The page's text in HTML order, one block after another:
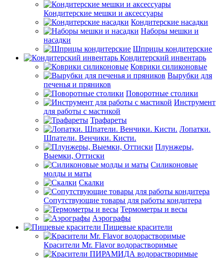
Кондитерские мешки и аксессуары
Кондитерские насадки
Наборы мешки и
насадки
Шприцы кондитерские
Кондитерский инвентарь
Коврики силиконовые
Вырубки для
печенья и пряников
Поворотные столики
Инструмент
для работы с мастикой
Трафареты
Лопатки.
Шпатели. Венчики. Кисти.
Плунжеры,
Выемки, Оттиски
Силиконовые
молды и маты
Скалки
Сопутствующие товары для работы кондитера
Термометры и весы
Аэрографы
Пищевые красители
Красители Mr. Flavor водорастворимые